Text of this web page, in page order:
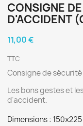
CONSIGNE
D'ACCIDENT
11,00 €
TTC
Consigne de
Les bons gestes et
d'accident.
Dimensions :